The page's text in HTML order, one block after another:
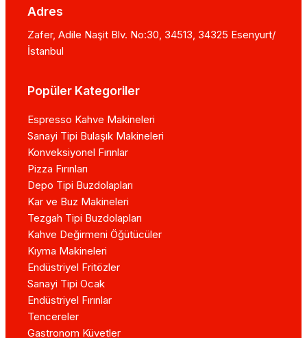
Adres
Zafer, Adile Naşit Blv. No:30, 34513, 34325 Esenyurt/
İstanbul
Popüler Kategoriler
Espresso Kahve Makineleri
Sanayi Tipi Bulaşık Makineleri
Konveksiyonel Fırınlar
Pizza Fırınları
Depo Tipi Buzdolapları
Kar ve Buz Makineleri
Tezgah Tipi Buzdolapları
Kahve Değirmeni Öğütücüler
Kıyma Makineleri
Endüstriyel Fritözler
Sanayi Tipi Ocak
Endüstriyel Fırınlar
Tencereler
Gastronom Küvetler